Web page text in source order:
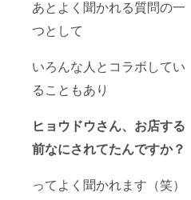
あとよく聞かれる質問の一
つとして
いろんな人とコラボしてい
ることもあり
ヒョウドウさん、お店する
前なにされてたんですか？
ってよく聞かれます（笑）